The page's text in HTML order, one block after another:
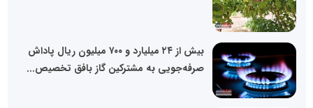
بیش از ۲۴ میلیارد و ۷۰۰ میلیون ریال پاداش
صرفه‌جویی به مشترکین گاز بافق تخصیص...